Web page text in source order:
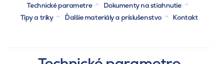
Technické parametre
Dokumenty na stiahnutie
Tipy a triky
Ďalšie materiály a príslušenstvo Kontakt